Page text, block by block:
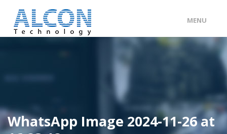
MENU
ENG / 中文
產品及服務
WhatsApp Image 2024-11-26 at